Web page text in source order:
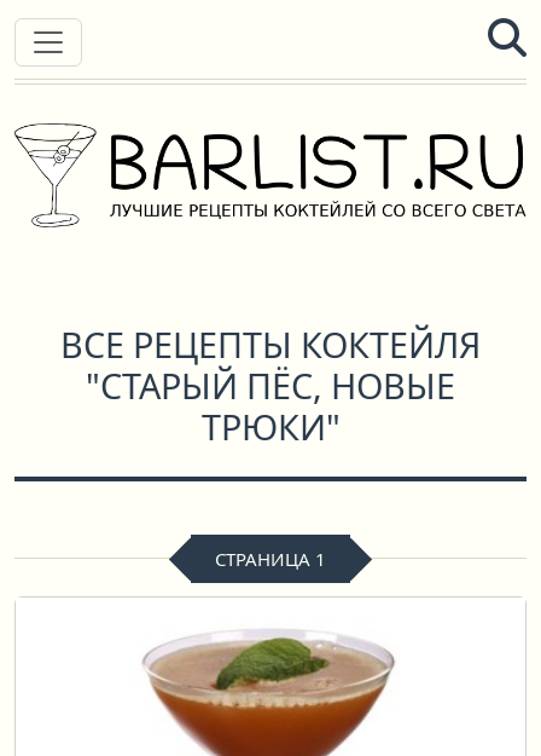
ВСЕ РЕЦЕПТЫ КОКТЕЙЛЯ
"СТАРЫЙ ПЁС, НОВЫЕ
ТРЮКИ"
СТРАНИЦА 1